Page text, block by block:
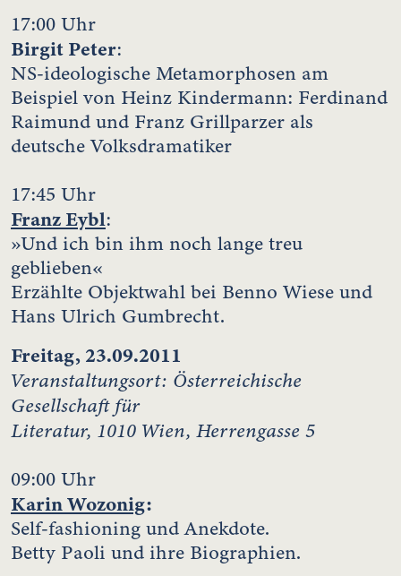
17:00 Uhr
Birgit Peter:
NS-ideologische Metamorphosen am
Beispiel von Heinz Kindermann: Ferdinand
Raimund und Franz Grillparzer als
deutsche Volksdramatiker
17:45 Uhr
Franz Eybl:
»Und ich bin ihm noch lange treu
geblieben«
Erzählte Objektwahl bei Benno Wiese und
Hans Ulrich Gumbrecht.
Freitag, 23.09.2011
Veranstaltungsort: Österreichische
Gesellschaft für
Literatur, 1010 Wien, Herrengasse 5
09:00 Uhr
Karin Wozonig:
Self-fashioning und Anekdote.
Betty Paoli und ihre Biographien.